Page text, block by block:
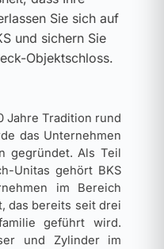
Sie sich auf
und sichern Sie
Objektschloss.
Jahre Tradition rund
das Unternehmen
gegründet. Als Teil
Unitas gehört BKS
im Bereich
das bereits seit drei
geführt wird.
und Zylinder im